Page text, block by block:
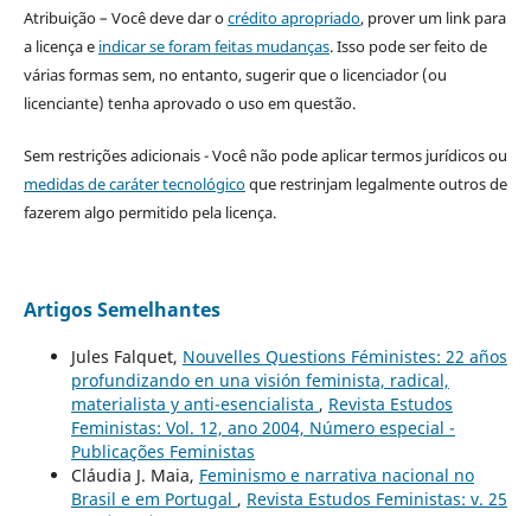
Atribuição – Você deve dar ocrédito apropriado, prover um link para
a licença e indicar se foram feitas mudanças. Isso pode ser feito de
várias formas sem, no entanto, sugerir que o licenciador (ou
licenciante) tenha aprovado o uso em questão.
Sem restrições adicionais - Você não pode aplicar termos jurídicos ou
medidas de caráter tecnológicoque restrinjam legalmente outros de
fazerem algo permitido pela licença.
Artigos Semelhantes
Jules Falquet, Nouvelles Questions Féministes: 22 años
profundizando en una visión feminista, radical,
materialista y anti-esencialista , Revista Estudos
Feministas: Vol. 12, ano 2004, Número especial -
Publicações Feministas
Cláudia J. Maia, Feminismo e narrativa nacional no
Brasil e em Portugal , Revista Estudos Feministas: v. 25